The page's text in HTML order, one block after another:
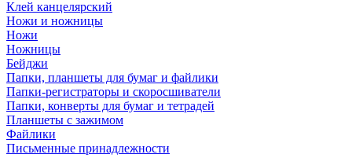
Клей канцелярский
Ножи и ножницы
Ножи
Ножницы
Бейджи
Папки, планшеты для бумаг и файлики
Папки-регистраторы и скоросшиватели
Папки, конверты для бумаг и тетрадей
Планшеты с зажимом
Файлики
Письменные принадлежности